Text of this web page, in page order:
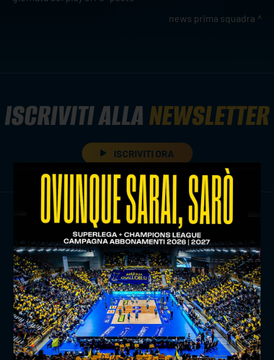
news prima squadra
ISCRIVITI ALLANEWSLETTER
ISCRIVITI ORA
TITLE SPONSOR